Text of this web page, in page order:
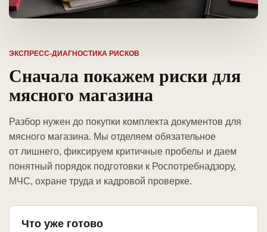
ЭКСПРЕСС-ДИАГНОСТИКА РИСКОВ
Сначала покажем риски для
мясного магазина
Разбор нужен до покупки комплекта документов для
мясного магазина. Мы отделяем обязательное
от лишнего, фиксируем критичные пробелы и даем
понятный порядок подготовки к Роспотребнадзору,
МЧС, охране труда и кадровой проверке.
Что уже готово